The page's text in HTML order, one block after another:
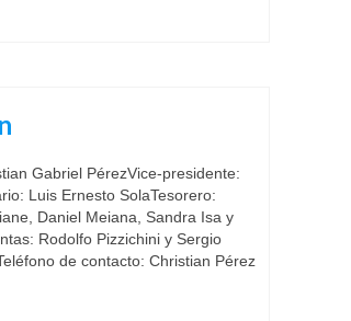
Gabriel PérezVice-presidente:
Luis Ernesto SolaTesorero:
Daniel Meiana, Sandra Isa y
Rodolfo Pizzichini y Sergio
de contacto: Christian Pérez